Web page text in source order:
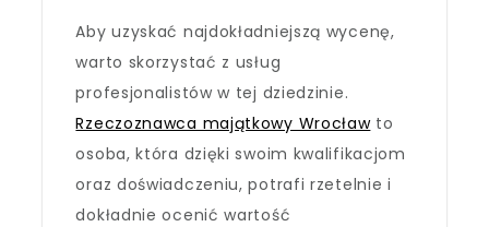
Aby uzyskać najdokładniejszą wycenę,
warto skorzystać z usług
profesjonalistów w tej dziedzinie.
Rzeczoznawca majątkowy Wrocławto
osoba, która dzięki swoim kwalifikacjom
oraz doświadczeniu, potrafi rzetelnie i
dokładnie ocenić wartość